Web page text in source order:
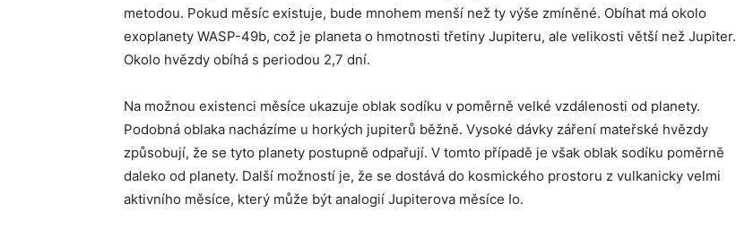
metodou. Pokud měsíc existuje, bude mnohem menší než ty výše zmíněné. Obíhat má okolo
exoplanety WASP-49b, což je planeta o hmotnosti třetiny Jupiteru, ale velikosti větší než Jupiter.
Okolo hvězdy obíhá s periodou 2,7 dní.
Na možnou existenci měsíce ukazuje oblak sodíku v poměrně velké vzdálenosti od planety.
Podobná oblaka nacházíme u horkých jupiterů běžně. Vysoké dávky záření mateřské hvězdy
způsobují, že se tyto planety postupně odpařují. V tomto případě je však oblak sodíku poměrně
daleko od planety. Další možností je, že se dostává do kosmického prostoru z vulkanicky velmi
aktivního měsíce, který může být analogií Jupiterova měsíce Io.